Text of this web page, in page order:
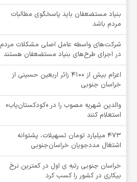
بنیاد مستضعفان باید پاسخگوی مطالبات
مردم باشد
شرکت‌های واسطه عامل اصلی مشکلات مردم
در اجرای طرح‌های بنیاد مستضعفان هستند
اعزام بیش از 4100 زائر اربعین حسینی از
خراسان جنوبی
والدین شهریه مصوب را در «کودکستان‌یاب»
استعلام کنند
۴۷۳ میلیارد تومان تسهیلات، پشتوانه
اشتغال مددجویان خراسان‌جنوبی
خراسان جنوبی رتبه ی اول در کمترین نرخ
بیکاری در کشور را کسب کرد